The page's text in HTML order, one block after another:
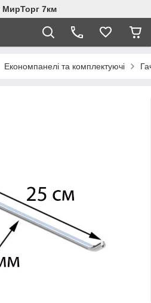
МирТорг 7км
Економпанелі та комплектуючі